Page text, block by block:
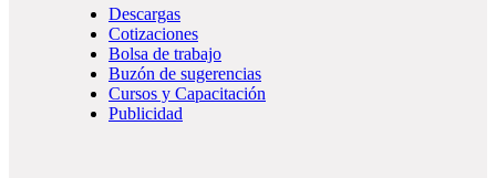
Descargas
Cotizaciones
Bolsa de trabajo
Buzón de sugerencias
Cursos y Capacitación
Publicidad